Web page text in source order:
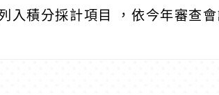
入積分採計項目 ，依今年審查會